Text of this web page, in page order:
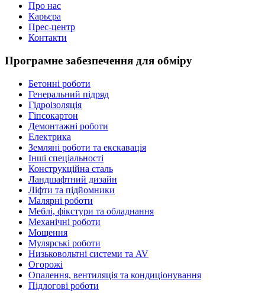
Про нас
Карьєра
Прес-центр
Контакти
Програмне забезпечення для обміру
Бетонні роботи
Генеральний підряд
Гідроізоляція
Гіпсокартон
Демонтажні роботи
Електрика
Земляні роботи та екскавація
Інші спеціальності
Конструкційна сталь
Ландшафтний дизайн
Ліфти та підйомники
Малярні роботи
Меблі, фікстури та обладнання
Механічні роботи
Мощення
Мулярські роботи
Низьковольтні системи та AV
Огорожі
Опалення, вентиляція та кондиціонування
Підлогові роботи